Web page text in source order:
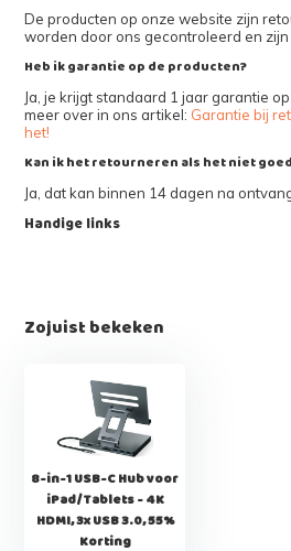
De producten op onze website zijn
worden door ons gecontroleerd en zijn
Heb ik garantie op de producten?
Ja, je krijgt standaard 1 jaar garantie
meer over in ons artikel: Garantie bij
het!
Kan ik het retourneren als het niet
Ja, dat kan binnen 14 dagen na
Handige links
Zojuist bekeken
8-in-1 USB-C Hub voor
iPad/Tablets - 4K
HDMI, 3x USB 3.0, 55%
Korting